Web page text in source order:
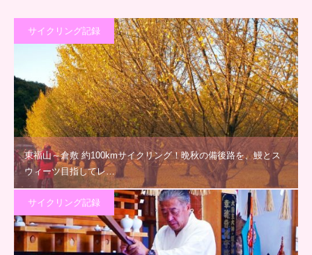
サイクリング記録
東福山～倉敷 約100kmサイクリング！晩秋の備後路を、鰻とス
ウィーツ目指してレ…
サイクリング記録